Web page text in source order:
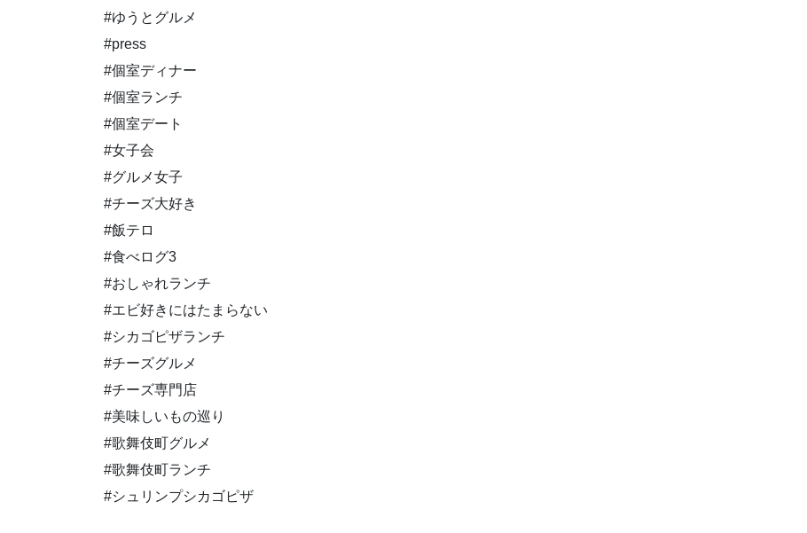
#ゆうとグルメ
#press
#個室ディナー
#個室ランチ
#個室デート
#女子会
#グルメ女子
#チーズ大好き
#飯テロ
#食べログ3
#おしゃれランチ
#エビ好きにはたまらない
#シカゴピザランチ
#チーズグルメ
#チーズ専門店
#美味しいもの巡り
#歌舞伎町グルメ
#歌舞伎町ランチ
#シュリンプシカゴピザ